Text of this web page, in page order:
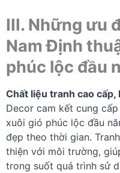
III. Những ưu
Nam Định
phúc lộc đầu
Chất liệu tranh cao
Decor cam kết cung
xuôi gió phúc lộc đầu
đẹp theo thời gian.
thiện với môi trường,
trong suốt quá trình sử